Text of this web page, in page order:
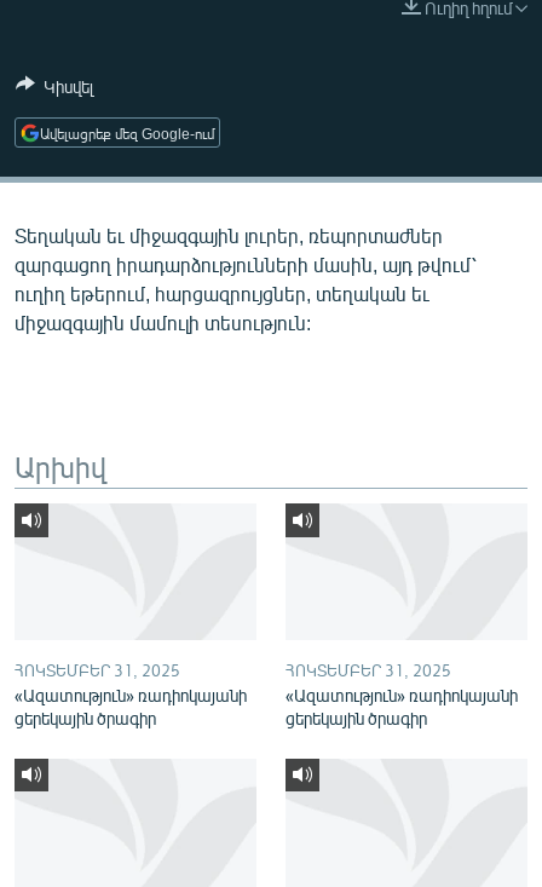
ՄԵԿՆԱԲԱՆՈՒԹՅՈՒՆ
ԿՈՐՈՆԱՎԻՐՈՒՍ
ԱՐԽԻՎ
ՏԵՍԱՆՅՈՒԹԵՐ
ՓՈԴՔԱՍԹ
Հայերեն
ՀԵՏԵՎԵՔ ՄԵԶ
Ուղիղ հղում
Կիսվել
Ավելացրեք մեզ Google-ում
Տեղական եւ միջազգային լուրեր, ռեպորտաժներ
զարգացող իրադարձությունների մասին, այդ թվում՝
ուղիղ եթերում, հարցազրույցներ, տեղական եւ
միջազգային մամուլի տեսություն:
Արխիվ
ՀՈԿՏԵՄԲԵՐ 31, 2025
«Ազատություն» ռադիոկայանի
ցերեկային ծրագիր
ՀՈԿՏԵՄԲԵՐ 31, 2025
«Ազատություն» ռադիոկայանի
ցերեկային ծրագիր